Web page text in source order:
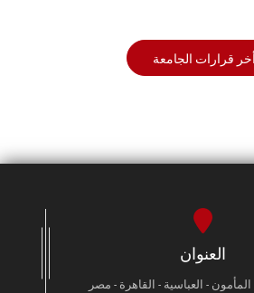
أخر قرارات الجامعة
العنوان
- العباسية - القاهرة - مصر